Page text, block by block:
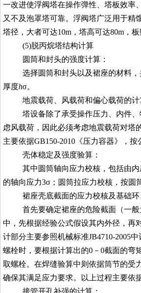
一改进使浮阀塔在操作弹性、塔板效率
又不及泡罩塔可靠。浮阀塔广泛用于精
塔径，大者可达10m，塔高可达80m，板
(5)脱丙烷塔结构计算
圆筒和封头的强度计算：
选择圆筒和封头以及裙座的材料
厚度hσ。
地震载荷、风载荷和偏心载荷的计
塔设备除了承受操作压力、内件
虑风载荷，因此必须考虑地震载荷对塔
主要依据GB150-2010《压力容器》
，
壳体稳定及强度验算：
其中圆筒轴向应力校核，包括由
的轴向应力3σ；圆筒拉应力校核，按圆
裙座壳底截面的应力校核及基础环
首先要确定裙座的危险截面（一
中，先根据经验公式假设其内外径，再
计部分主要参照机械标准JB4710-2005中
螺栓时，要根据计算出的0－ 0截面的弯
取螺栓。在焊缝验算中则依据筒节的受
确保其满足应力要求。以上过程主要依
接管开孔补强的计算：